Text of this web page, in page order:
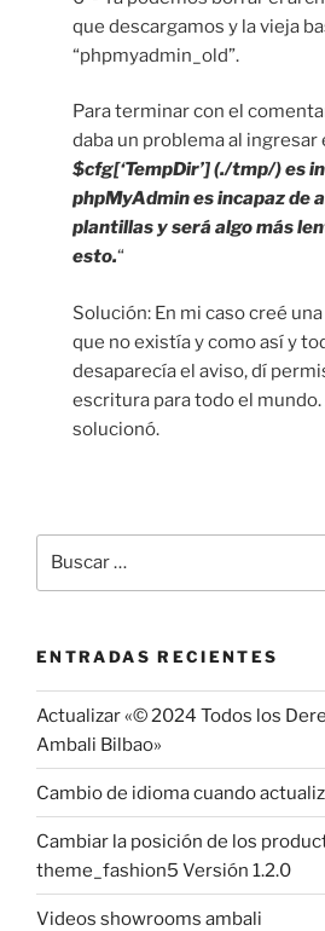
que descargamos y la vieja
“phpmyadmin_old”.
Para terminar con el
daba un problema al ingresar
$cfg[‘TempDir’] (./tmp/) es
phpMyAdmin es incapaz de
plantillas y será algo más
esto.“
Solución: En mi caso creé
que no existía y como así y
desaparecía el aviso, dí
escritura para todo el mundo.
solucionó.
por:
ENTRADAS RECIENTES
Actualizar «© 2024 Todos los
Ambali Bilbao»
Cambio de idioma cuando
Cambiar la posición de los
theme_fashion5 Versión 1.2.0
Videos showrooms ambali